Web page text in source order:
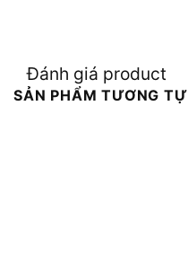
Đánh giá product
SẢN PHẨM TƯƠNG TỰ